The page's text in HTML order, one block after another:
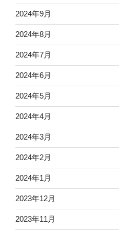
2024年9月
2024年8月
2024年7月
2024年6月
2024年5月
2024年4月
2024年3月
2024年2月
2024年1月
2023年12月
2023年11月